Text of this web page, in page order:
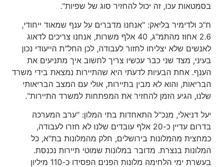
בסמטאות עכו, זה יכול להחזיר סוג של שפיות".
ח"כ ולדימיר בליאק: "אנחנו מדברים על ענף שמאוד ייחודי,
2.6 אחוז מהתמ"ג, 40 אלף משרות, אנחנו צריכים לדאוג
לאנשים שלא יצליחו לחזור לעבודה, לכן החל"ת הייעודי נכון
בעיני, מצד שני כבר עכשיו צריך לחשוב איך מתניעים את
הענף. אחת הבעיות לדעתי היא שהתיירות נמצאת בידי משרד
הבריאות, והוא לא מבין בתיירות, אולי עם המצב הבריאותי
שלנו, הגיע הזמן להחזיר את המפתחות למשרד התיירות".
יעל דניאלי, מנכ"ל התאחדות בתי המלון: "ערב המערכה
בדרום עדיין כ-20 אלף עובדים שלנו לא חזרו לעבודה,
כמחצית מהמלונות בירושלים, חלק מהמלונות בת"א, כל
המלונות בנצרת. מדובר במלונות שמוטי תיירות נכנסת.
בעשרת ימי הלחימה מלונות הפנים הפסידו כ-110 מיליון